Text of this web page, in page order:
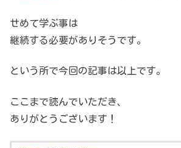
せめて学ぶ事は
継続する必要がありそうです。
という所で今回の記事は以上です。
ここまで読んでいただき、
ありがとうございます！